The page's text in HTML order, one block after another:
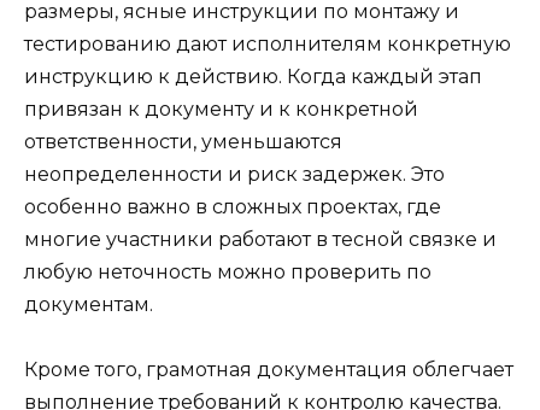
размеры, ясные инструкции по монтажу и
тестированию дают исполнителям конкретную
инструкцию к действию. Когда каждый этап
привязан к документу и к конкретной
ответственности, уменьшаются
неопределенности и риск задержек. Это
особенно важно в сложных проектах, где
многие участники работают в тесной связке и
любую неточность можно проверить по
документам.
Кроме того, грамотная документация облегчает
выполнение требований к контролю качества.